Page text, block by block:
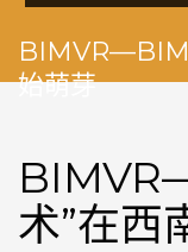
BIMVR—BIM
始萌芽
术”在西